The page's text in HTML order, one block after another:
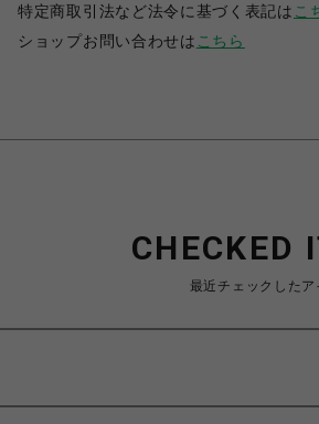
特定商取引法など法令に基づく表記は こ
ショップお問い合わせは こちら
CHECKED
最近チェックしたア